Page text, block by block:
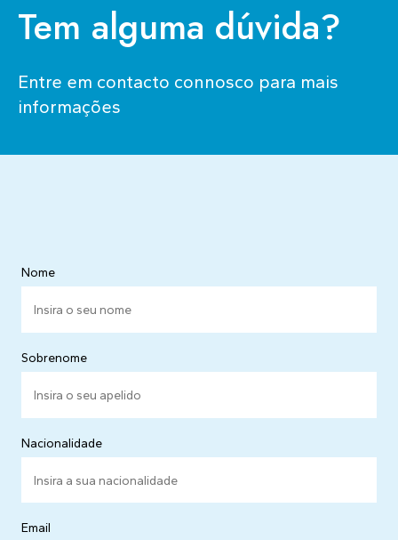
Tem alguma dúvida?
Entre em contacto connosco para mais
informações
Nome
Sobrenome
Nacionalidade
Email